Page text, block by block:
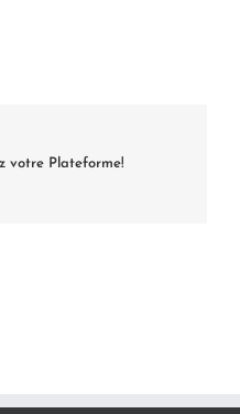
votre Plateforme!